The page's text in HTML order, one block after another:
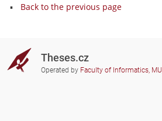
Back to the previous page
Theses.cz
Operated by Faculty of Informatics, MU